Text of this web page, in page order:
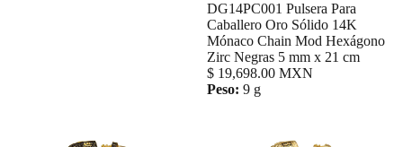
DG14PC001 Pulsera Para
Caballero Oro Sólido 14K
Mónaco Chain Mod Hexágono
Zirc Negras 5 mm x 21 cm
$ 19,698.00 MXN
Peso: 9 g